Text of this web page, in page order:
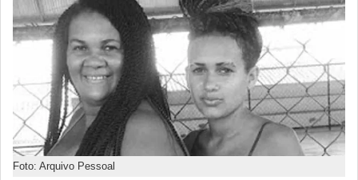
Foto: Arquivo Pessoal